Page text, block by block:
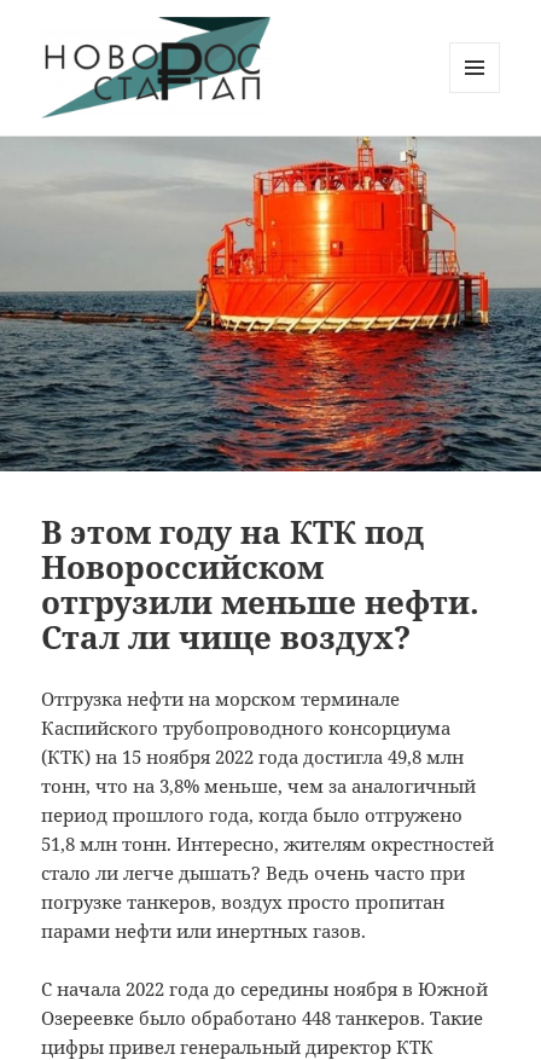
Новорос Стартап
ВИДЖЕТЫ
В этом году на КТК под
Новороссийском
отгрузили меньше нефти.
Стал ли чище воздух?
Отгрузка нефти на морском терминале
Каспийского трубопроводного консорциума
(КТК) на 15 ноября 2022 года достигла 49,8 млн
тонн, что на 3,8% меньше, чем за аналогичный
период прошлого года, когда было отгружено
51,8 млн тонн.Интересно, жителям окрестностей
стало ли легче дышать? Ведь очень часто при
погрузке танкеров, воздух просто пропитан
парами нефти или инертных газов.
С начала 2022 года до середины ноября в Южной
Озереевке было обработано 448 танкеров. Такие
цифры привел генеральный директор КТК